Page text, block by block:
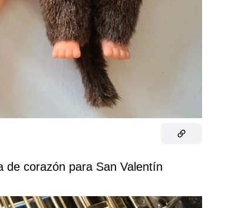
de corazón para San Valentín